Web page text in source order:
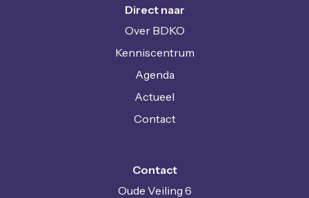
Direct naar
Over BDKO
Kenniscentrum
Agenda
Actueel
Contact
Contact
Oude Veiling 6